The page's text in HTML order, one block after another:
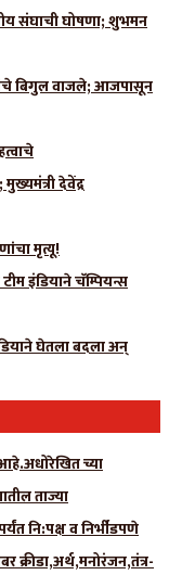
संघाची घोषणा; शुभमन
बिगुल वाजले; आजपासून
देवेंद्र
मृत्यू!
इंडियाने चॅम्पियन्स
घेतला बदला अन्
च्या
ताज्या
नि:पक्ष व निर्भीडपणे
क्रीडा,अर्थ,मनोरंजन,तंत्र-